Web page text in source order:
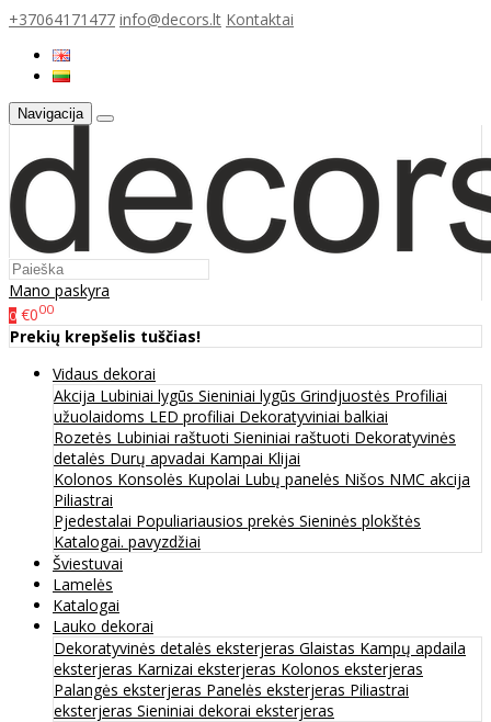
+37064171477 info@decors.lt Kontaktai
Navigacija
Mano paskyra
0 €000
Prekių krepšelis tuščias!
Vidaus dekorai
Akcija Lubiniai lygūs Sieniniai lygūs Grindjuostės Profiliai
užuolaidoms LED profiliai Dekoratyviniai balkiai
Rozetės Lubiniai raštuoti Sieniniai raštuoti Dekoratyvinės
detalės Durų apvadai Kampai Klijai
Kolonos Konsolės Kupolai Lubų panelės Nišos NMC akcija
Piliastrai
Pjedestalai Populiariausios prekės Sieninės plokštės
Katalogai. pavyzdžiai
Šviestuvai
Lamelės
Katalogai
Lauko dekorai
Dekoratyvinės detalės eksterjeras Glaistas Kampų apdaila
eksterjeras Karnizai eksterjeras Kolonos eksterjeras
Palangės eksterjeras Panelės eksterjeras Piliastrai
eksterjeras Sieniniai dekorai eksterjeras